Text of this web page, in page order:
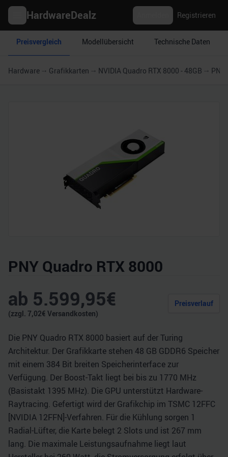
HardwareDealz Registrieren
Preisvergleich Modellübersicht Technische Daten
Hardware Grafikkarten NVIDIA Quadro RTX 8000 - 48GB PNY
PNY Quadro RTX 8000
ab 5.599,95€
(zzgl. 7,02€ Versandkosten)
Preisverlauf
Die PNY Quadro RTX 8000 basiert auf der Turing
Architektur. Der Grafikkarte stehen 48 GB GDDR6 Speicher
mit einem 384 Bit breiten Speicherinterface zur
Verfügung. Der Boost-Takt liegt bei bis zu 1770 MHz
(Basistakt 1395 MHz). Die GPU unterstützt Hardware-
Raytracing. Gefertigt wird der Grafikchip im TSMC 12FFC
[NVIDIA 12FFN]-Verfahren. Für die Kühlung sorgen 1
Radial-Lüfter, die Karte belegt 2 Slots und ist 267 mm
lang. Die maximale Leistungsaufnahme liegt laut